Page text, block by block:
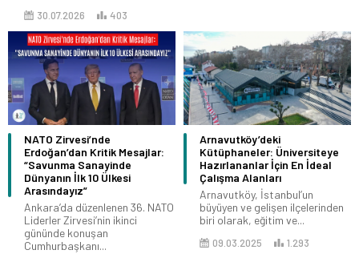
30.07.2026 403
NATO Zirvesi’nde
Erdoğan’dan Kritik Mesajlar:
“Savunma Sanayinde
Dünyanın İlk 10 Ülkesi
Arasındayız”
Ankara’da düzenlenen 36. NATO
Liderler Zirvesi’nin ikinci
gününde konuşan
Cumhurbaşkanı...
Arnavutköy’deki
Kütüphaneler: Üniversiteye
Hazırlananlar İçin En İdeal
Çalışma Alanları
Arnavutköy, İstanbul’un
büyüyen ve gelişen ilçelerinden
biri olarak, eğitim ve...
09.03.2025 1.293